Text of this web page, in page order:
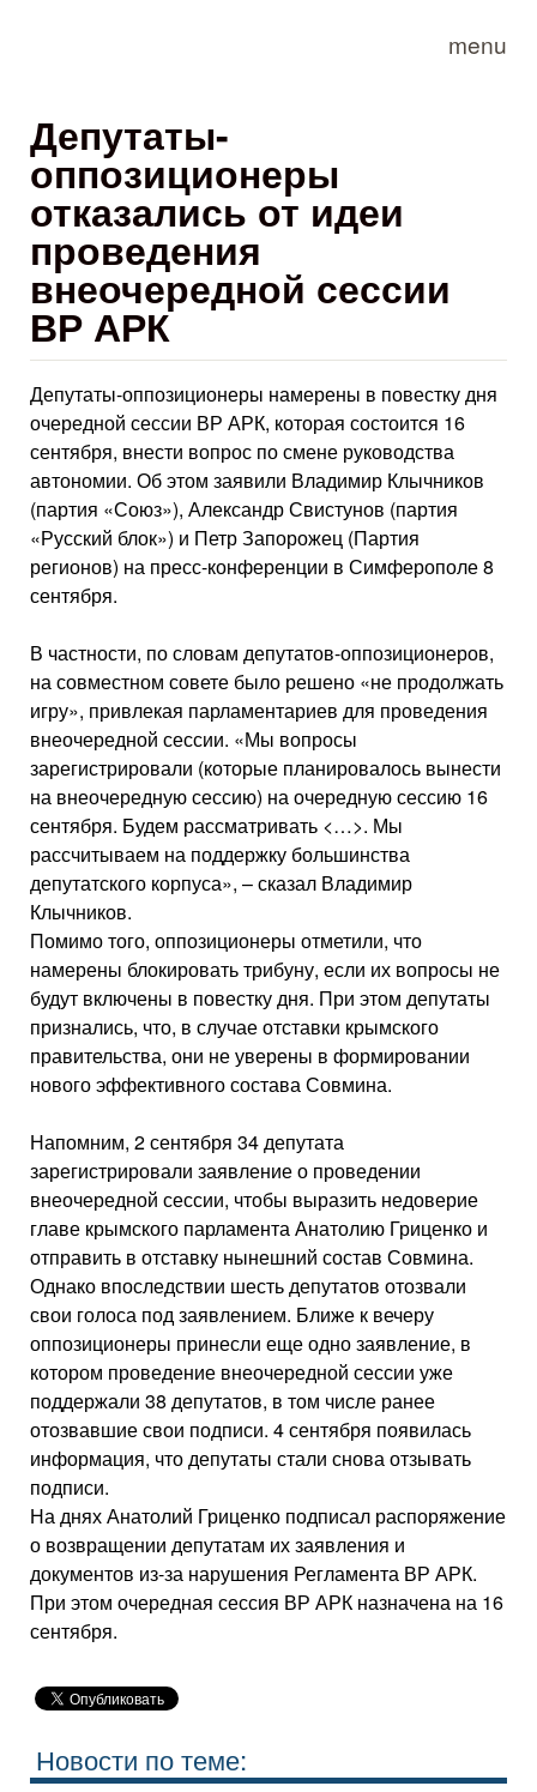
menu
Депутаты-
оппозиционеры
отказались от идеи
проведения
внеочередной сессии
ВР АРК
Депутаты-оппозиционеры намерены в повестку дня
очередной сессии ВР АРК, которая состоится 16
сентября, внести вопрос по смене руководства
автономии. Об этом заявили Владимир Клычников
(партия «Союз»), Александр Свистунов (партия
«Русский блок») и Петр Запорожец (Партия
регионов) на пресс-конференции в Симферополе 8
сентября.
В частности, по словам депутатов-оппозиционеров,
на совместном совете было решено «не продолжать
игру», привлекая парламентариев для проведения
внеочередной сессии. «Мы вопросы
зарегистрировали (которые планировалось вынести
на внеочередную сессию) на очередную сессию 16
сентября. Будем рассматривать <…>. Мы
рассчитываем на поддержку большинства
депутатского корпуса», – сказал Владимир
Клычников.
Помимо того, оппозиционеры отметили, что
намерены блокировать трибуну, если их вопросы не
будут включены в повестку дня. При этом депутаты
признались, что, в случае отставки крымского
правительства, они не уверены в формировании
нового эффективного состава Совмина.
Напомним, 2 сентября 34 депутата
зарегистрировали заявление о проведении
внеочередной сессии, чтобы выразить недоверие
главе крымского парламента Анатолию Гриценко и
отправить в отставку нынешний состав Совмина.
Однако впоследствии шесть депутатов отозвали
свои голоса под заявлением. Ближе к вечеру
оппозиционеры принесли еще одно заявление, в
котором проведение внеочередной сессии уже
поддержали 38 депутатов, в том числе ранее
отозвавшие свои подписи. 4 сентября появилась
информация, что депутаты стали снова отзывать
подписи.
На днях Анатолий Гриценко подписал распоряжение
о возвращении депутатам их заявления и
документов из-за нарушения Регламента ВР АРК.
При этом очередная сессия ВР АРК назначена на 16
сентября.
Новости по теме: